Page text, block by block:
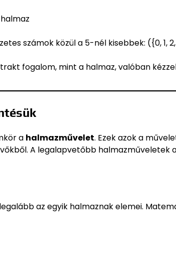
számok közül a 5-nél kisebbek: ({0, 1,
fogalom, mint a halmaz, valóban
a halmazművelet. Ezek azok a
A legalapvetőbb halmazműveletek
az egyik halmaznak elemei.